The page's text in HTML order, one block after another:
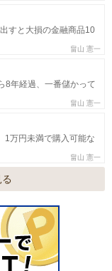
すと大損の金融商品10
畠山 憲一
8年経過、一番儲かって
畠山 憲一
1万円未満で購入可能な
畠山 憲一